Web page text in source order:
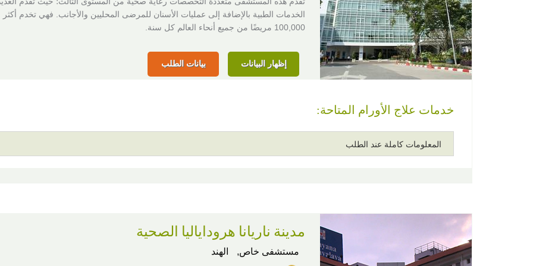
الخدمات الطبية بالإضافة إلى عمليات الأسنان للمرضى المحليين والأجانب. فهي تخدم
100,000 مريضًا من جميع أنحاء العالم كل سنة.
إظهار البيانات بيانات الطلب
خدمات علاج الأورام المتاحة:
المعلومات كاملة عند الطلب
مدينة ناريانا هروداياليا الصحية
مستشفى خاص, الهند